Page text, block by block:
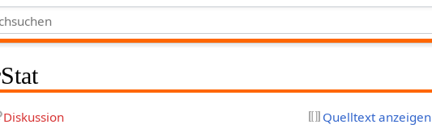
Diskussion Quelltext anzeigen